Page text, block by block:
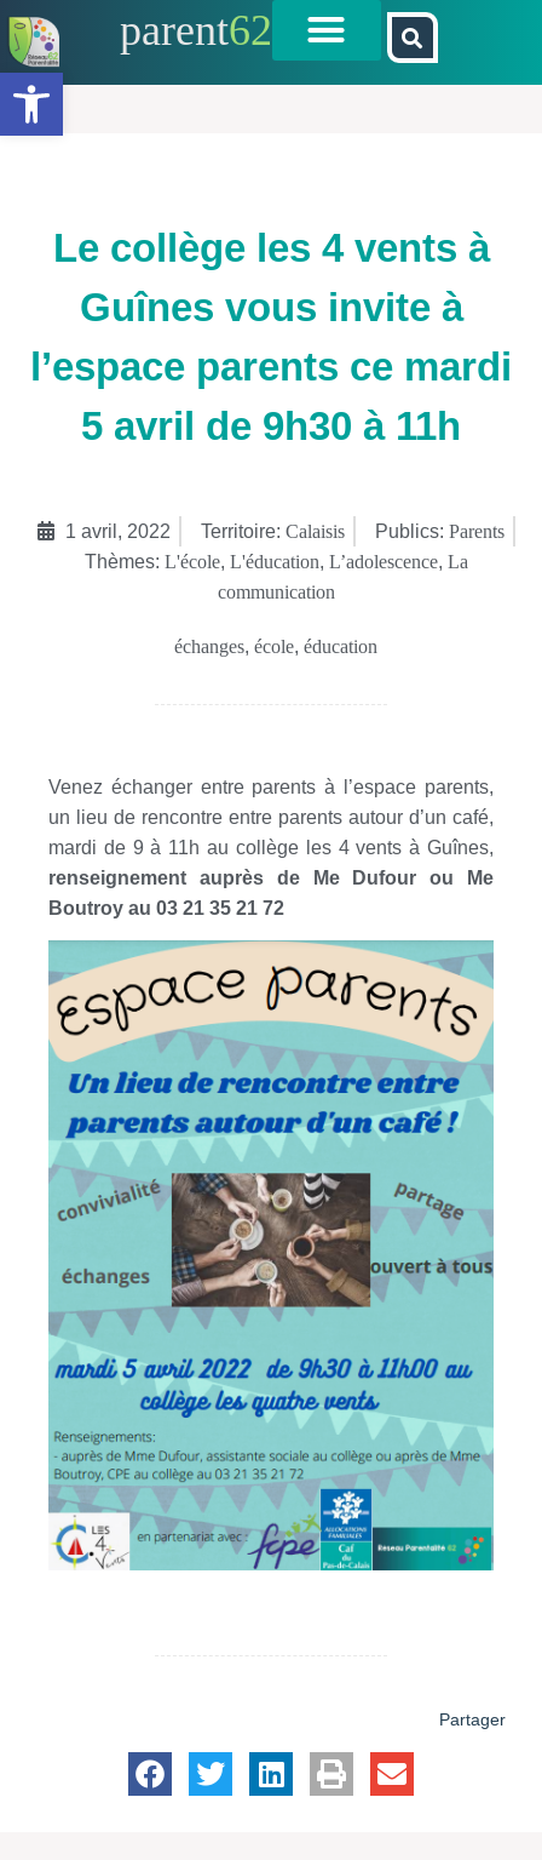
Ouvrir la barre d’outils
parent62
Le collège les 4 vents à
Guînes vous invite à
l’espace parents ce mardi
5 avril de 9h30 à 11h
1 avril, 2022 Territoire: Calaisis Publics: Parents
Thèmes: L'école, L'éducation, L’adolescence, La
communication
échanges, école, éducation
Venez échanger entre parents à l’espace parents,
un lieu de rencontre entre parents autour d’un café,
mardi de 9 à 11h au collège les 4 vents à Guînes,
renseignement auprès de Me Dufour ou Me
Boutroy au 03 21 35 21 72
Partager